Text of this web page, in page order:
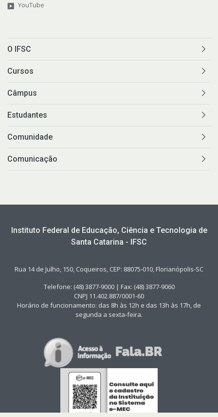
YouTube
O IFSC
Cursos
Câmpus
Estudantes
Comunidade
Comunicação
Instituto Federal de Educação, Ciência e Tecnologia de
Santa Catarina - IFSC
Rua 14 de Julho, 150, Coqueiros, CEP: 88075-010, Florianópolis-SC
Telefone: (48) 3877-9000 | Fax: (48) 3877-9060
CNPJ 11.402.887/0001-60
Horário de funcionamento: das 8h às 12h e das 13h às 17h, de
segunda a sexta-feira.